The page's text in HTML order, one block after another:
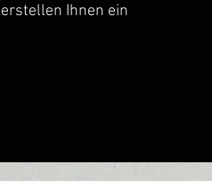
Ihnen ein